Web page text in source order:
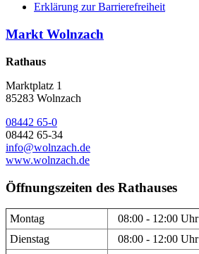
Erklärung zur Barrierefreiheit
Markt Wolnzach
Rathaus
Marktplatz 1
85283 Wolnzach
08442 65-0
08442 65-34
info@wolnzach.de
www.wolnzach.de
Öffnungszeiten des Rathauses
Montag 08:00 - 12:00 Uhr
Dienstag
08:00 - 12:00 Uhr